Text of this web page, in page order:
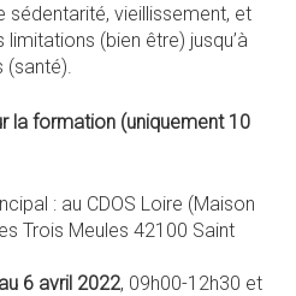
sédentarité, vieillissement, et
(bien être) jusqu’à
la formation (uniquement 10
: au CDOS Loire (Maison
Trois Meules 42100 Saint
6 avril 2022, 09h00-12h30 et